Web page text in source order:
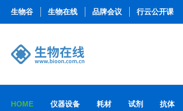
生物谷 生物在线 品牌会议 行云公开课
HOME 仪器设备 耗材 试剂 抗体